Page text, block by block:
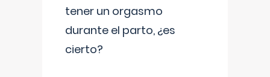
tener un orgasmo
durante el parto, ¿es
cierto?